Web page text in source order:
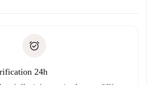
de solvabilité
problème n'est signalé.
24h